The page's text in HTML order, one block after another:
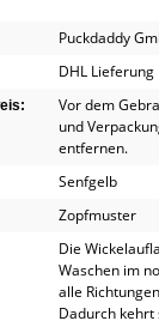
Puckdaddy
DHL Lieferung
Vor dem
und
entfernen.
Senfgelb
Zopfmuster
Die
Waschen im
alle
Dadurch kehrt